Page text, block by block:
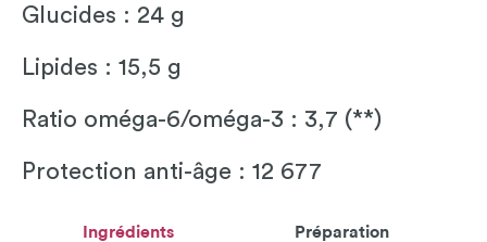
Glucides : 24 g
Lipides : 15,5 g
Ratio oméga-6/oméga-3 : 3,7 (**)
Protection anti-âge : 12 677
Ingrédients Préparation